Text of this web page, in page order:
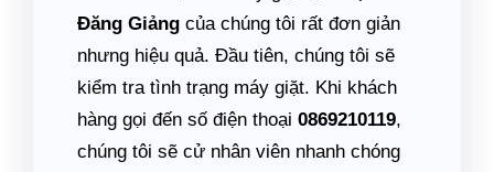
Đăng Giảng của chúng tôi rất đơn giản
nhưng hiệu quả. Đầu tiên, chúng tôi sẽ
kiểm tra tình trạng máy giặt. Khi khách
hàng gọi đến số điện thoại 0869210119,
chúng tôi sẽ cử nhân viên nhanh chóng